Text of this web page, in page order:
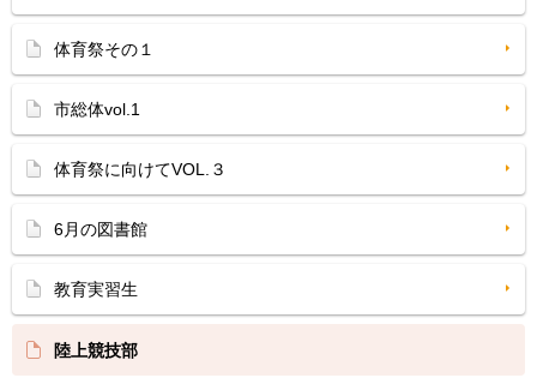
体育祭その１
市総体vol.1
体育祭に向けてVOL.３
6月の図書館
教育実習生
陸上競技部